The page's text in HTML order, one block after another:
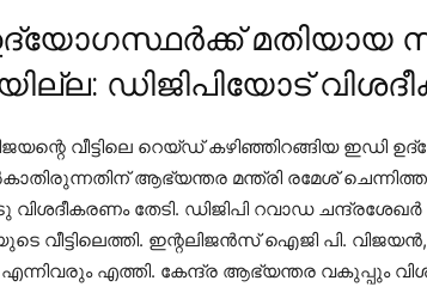
മതിയായ
ഡിജിപിയോട്
വീട്ടിലെ റെയ്ഡ് കഴിഞ്ഞിറങ്ങിയ ഇഡി
ആഭ്യന്തര മന്ത്രി രമേശ്
വിശദീകരണം തേടി. ഡിജിപി റവാഡ
വീട്ടിലെത്തി. ഇന്റലിജന്‍സ് ഐജി പി.
എത്തി. കേന്ദ്ര ആഭ്യന്തര വകുപ്പും